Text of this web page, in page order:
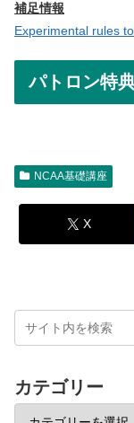
補足情報
Experimental rules
パトロン特
NCAA基礎講座
X
カテゴリー